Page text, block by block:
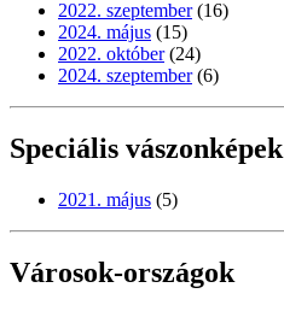
2022. szeptember (16)
2024. május (15)
2022. október (24)
2024. szeptember (6)
Speciális vászonképek
2021. május (5)
Városok-országok